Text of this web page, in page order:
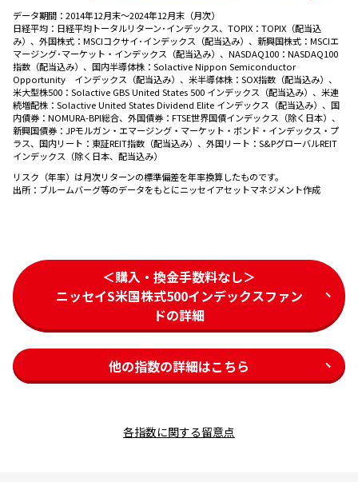
データ期間： 2014年12⽉末〜2024年12⽉末（⽉次）
日経平均：日経平均トータルリターン･インデックス、TOPIX：TOPIX（配当込
み）、外国株式：MSCIコクサイ･インデックス（配当込み）、新興国株式：MSCIエ
マージング･マーケット・インデックス（配当込み）、NASDAQ100：NASDAQ100
指数（配当込み）、国内半導体株：Solactive Nippon Semiconductor
Opportunity インデックス（配当込み）、米半導体株：SOX指数（配当込み）、
米大型株500：Solactive GBS United States 500 インデックス（配当込み）、米連
続増配株：Solactive United States Dividend Elite インデックス（配当込み）、国
内債券：NOMURA-BPI総合、外国債券：FTSE世界国債インデックス（除く日本）、
新興国債券：JPモルガン・エマージング・マーケット・ボンド・インデックス・プ
ラス、国内リート：東証REIT指数（配当込み）、外国リート：S&PグローバルREIT
インデックス（除く日本、配当込み）
リスク（年率）は月次リターンの標準偏差を年率換算したものです。
出所： ブルームバーグ等のデータをもとにニッセイアセットマネジメント作成
＜購入・換金手数料なし＞
ニッセイS米国株式500インデックスファン
ドの詳細
他の指数の詳細はこちら
各指数に関する留意点